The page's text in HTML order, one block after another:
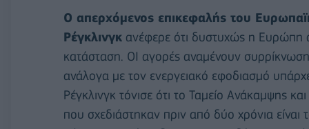
Ο απερχόμενος επικεφαλής του
Ρέγκλινγκ ανέφερε ότι δυστυχώς η Ευρώπη
κατάσταση. ΟΙ αγορές αναμένουν
ανάλογα με τον ενεργειακό εφοδιασμό
Ρέγκλινγκ τόνισε ότι το Ταμείο Ανάκαμψης
που σχεδιάστηκαν πριν από δύο χρόνια είναι